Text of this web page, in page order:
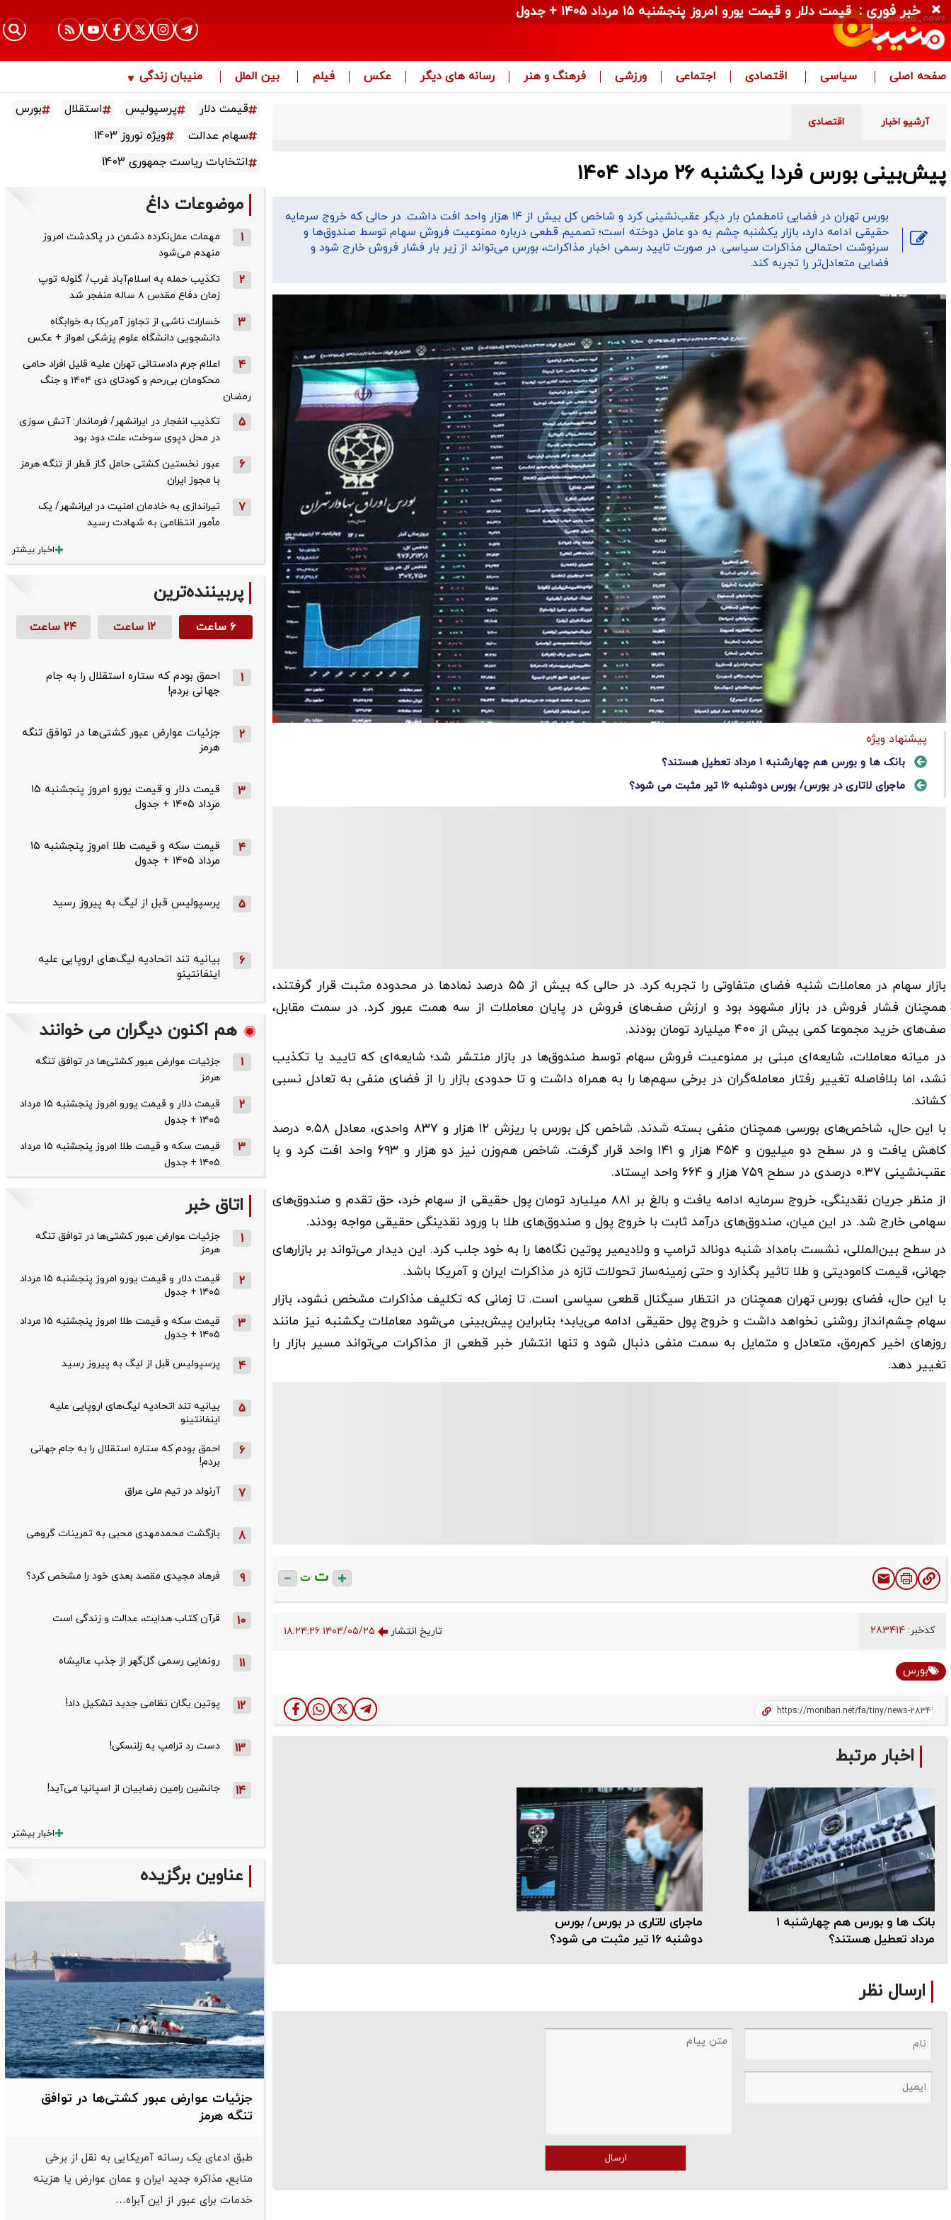
صفحه اصلی سیاسی اقتصادی اجتماعی ورزشی فرهنگ و هنر رسانه های دیگر عکس فیلم بین الملل منیبان زندگی
آرشیو اخبار اقتصادی
پیش‌‌بینی بورس فردا یکشنبه ۲۶ مرداد ۱۴۰۴
بورس تهران در فضایی نامطمئن بار دیگر عقب‌نشینی کرد و شاخص کل بیش از ۱۴ هزار واحد افت داشت. در حالی که خروج سرمایه
حقیقی ادامه دارد، بازار یکشنبه چشم به دو عامل دوخته است؛ تصمیم قطعی درباره ممنوعیت فروش سهام توسط صندوق‌ها و
سرنوشت احتمالی مذاکرات سیاسی. در صورت تایید رسمی اخبار مذاکرات، بورس می‌تواند از زیر بار فشار فروش خارج شود و
فضایی متعادل‌تر را تجربه کند.
پیشنهاد ویژه
بانک ها و بورس هم چهارشنبه ۱ مرداد تعطیل هستند؟
ماجرای لاتاری در بورس/ بورس دوشنبه 16 تیر مثبت می شود؟
بازار سهام در معاملات شنبه فضای متفاوتی را تجربه کرد. در حالی که بیش از ۵۵ درصد نماد‌ها در محدوده مثبت قرار گرفتند،
همچنان فشار فروش در بازار مشهود بود و ارزش صف‌های فروش در پایان معاملات از سه همت عبور کرد. در سمت مقابل،
صف‌های خرید مجموعا کمی بیش از ۴۰۰ میلیارد تومان بودند.
در میانه معاملات، شایعه‌ای مبنی بر ممنوعیت فروش سهام توسط صندوق‌ها در بازار منتشر شد؛ شایعه‌ای که تایید یا تکذیب
نشد، اما بلافاصله تغییر رفتار معامله‌گران در برخی سهم‌ها را به همراه داشت و تا حدودی بازار را از فضای منفی به تعادل نسبی
کشاند.
با این حال، شاخص‌های بورسی همچنان منفی بسته شدند. شاخص کل بورس با ریزش ۱۲ هزار و ۸۳۷ واحدی، معادل ۰.۵۸ درصد
کاهش یافت و در سطح دو میلیون و ۴۵۴ هزار و ۱۴۱ واحد قرار گرفت. شاخص هم‌وزن نیز دو هزار و ۶۹۳ واحد افت کرد و با
عقب‌نشینی ۰.۳۷ درصدی در سطح ۷۵۹ هزار و ۶۶۴ واحد ایستاد.
از منظر جریان نقدینگی، خروج سرمایه ادامه یافت و بالغ بر ۸۸۱ میلیارد تومان پول حقیقی از سهام خرد، حق تقدم و صندوق‌های
سهامی خارج شد. در این میان، صندوق‌های درآمد ثابت با خروج پول و صندوق‌های طلا با ورود نقدینگی حقیقی مواجه بودند.
در سطح بین‌المللی، نشست بامداد شنبه دونالد ترامپ و ولادیمیر پوتین نگاه‌ها را به خود جلب کرد. این دیدار می‌تواند بر بازار‌های
جهانی، قیمت کامودیتی و طلا تاثیر بگذارد و حتی زمینه‌ساز تحولات تازه در مذاکرات ایران و آمریکا باشد.
با این حال، فضای بورس تهران همچنان در انتظار سیگنال قطعی سیاسی است. تا زمانی که تکلیف مذاکرات مشخص نشود، بازار
سهام چشم‌انداز روشنی نخواهد داشت و خروج پول حقیقی ادامه می‌یابد؛ بنابراین پیش‌بینی می‌شود معاملات یکشنبه نیز مانند
روز‌های اخیر کم‌رمق، متعادل و متمایل به سمت منفی دنبال شود و تنها انتشار خبر قطعی از مذاکرات می‌تواند مسیر بازار را
تغییر دهد.
ت ت
کدخبر: تاریخ انتشار ۱۴۰۴/۰۵/۲۵ ۱۸:۲۴:۲۶
بورس
اخبار مرتبط
بانک ها و بورس هم چهارشنبه ۱
مرداد تعطیل هستند؟
ماجرای لاتاری در بورس/ بورس
دوشنبه 16 تیر مثبت می شود؟
ارسال نظر
ارسال
قیمت دلار پرسپولیس استقلال
بورس
سهام عدالت
ویژه نوروز 1403
انتخابات ریاست جمهوری 1403
موضوعات داغ
1
مهمات عمل‌نکرده دشمن در پاکدشت امروز
منهدم می‌شود
2
تکذیب حمله به اسلام‌آباد غرب/ گلوله توپ
زمان دفاع مقدس ۸ ساله منفجر شد
3
خسارات ناشی از تجاوز آمریکا به خوابگاه
دانشجویی دانشگاه علوم پزشکی اهواز + عکس
4
اعلام جرم دادستانی تهران علیه قلیل افراد حامی
محکومان بی‌رحم و کودتای دی‌ ۱۴۰۴ و جنگ
رمضان
5
تکذیب ‌انفجار در ایرانشهر/ فرماندار: آتش سوزی
در محل دپوی سوخت، علت دود بود
6
عبور نخستین کشتی حامل گاز قطر از تنگه هرمز
با مجوز ایران
7
تیراندازی به خادمان امنیت در ایرانشهر/ یک
مأمور انتظامی به شهادت رسید
اخبار بیشتر
پربیننده‌ترین
۶ ساعت ۱۲ ساعت ۲۴ ساعت
1
احمق بودم که ستاره استقلال را به جام
جهانی بردم!
2
جزئیات عوارض عبور کشتی‌ها در توافق تنگه
هرمز
3
قیمت دلار و قیمت یورو امروز پنجشنبه ۱۵
مرداد ۱۴۰۵ + جدول
4
قیمت سکه و قیمت طلا امروز پنجشنبه ۱۵
مرداد ۱۴۰۵ + جدول
5 پرسپولیس قبل از لیگ به پیروز رسید
6
بیانیه تند اتحادیه لیگ‌های اروپایی علیه
اینفانتینو
هم اکنون دیگران می خوانند
1
جزئیات عوارض عبور کشتی‌ها در توافق تنگه
هرمز
2
قیمت دلار و قیمت یورو امروز پنجشنبه ۱۵ مرداد
۱۴۰۵ + جدول
3
قیمت سکه و قیمت طلا امروز پنجشنبه ۱۵ مرداد
۱۴۰۵ + جدول
اتاق خبر
1
جزئیات عوارض عبور کشتی‌ها در توافق تنگه
هرمز
2
قیمت دلار و قیمت یورو امروز پنجشنبه ۱۵ مرداد
۱۴۰۵ + جدول
3
قیمت سکه و قیمت طلا امروز پنجشنبه ۱۵ مرداد
۱۴۰۵ + جدول
4 پرسپولیس قبل از لیگ به پیروز رسید
5
بیانیه تند اتحادیه لیگ‌های اروپایی علیه
اینفانتینو
6
احمق بودم که ستاره استقلال را به جام جهانی
بردم!
7 آرنولد در تیم ملی عراق
8 بازگشت محمدمهدی محبی به تمرینات گروهی
9 فرهاد مجیدی مقصد بعدی خود را مشخص کرد؟
10 قرآن کتاب هدایت، عدالت و زندگی است
11 رونمایی رسمی گل‌گهر از جذب عالیشاه
12 پوتین یگان نظامی جدید تشکیل داد!
13 دست رد ترامپ به زلنسکی!
14 جانشین رامین رضاییان از اسپانیا می‌آید!
اخبار بیشتر
عناوین برگزیده
جزئیات عوارض عبور کشتی‌ها در توافق
تنگه هرمز
طبق ادعای یک رسانه آمریکایی به نقل از برخی
منابع، مذاکره جدید ایران و عمان عوارض یا هزینه
خدمات برای عبور از این آبراه…
خبر فوری : قیمت دلار و قیمت یورو امروز پنجشنبه ۱۵ مرداد ۱۴۰۵ + جدول